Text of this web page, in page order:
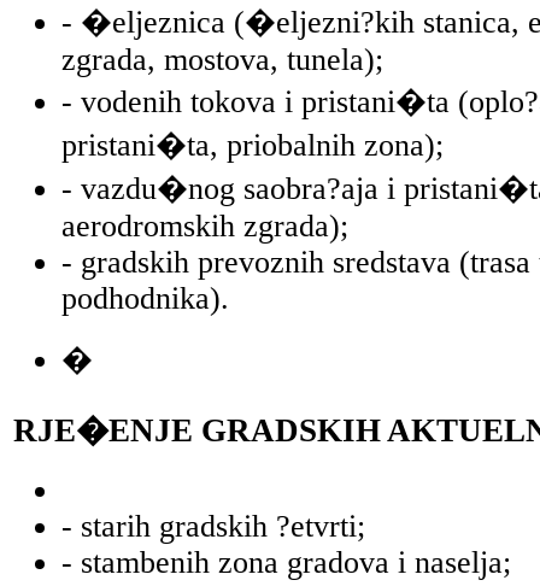
- �eljeznica (�eljezni?kih stanica,
zgrada, mostova, tunela);
- vodenih tokova i pristani�ta
pristani�ta, priobalnih zona);
- vazdu�nog saobra?aja i
aerodromskih zgrada);
- gradskih prevoznih sredstava
podhodnika).
�
RJE�ENJE GRADSKIH
- starih gradskih ?etvrti;
- stambenih zona gradova i naselja;